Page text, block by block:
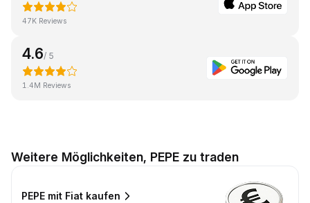
47K Reviews
4.6/ 5
1.4M Reviews
Weitere Möglichkeiten, PEPE zu traden
PEPE mit Fiat kaufen